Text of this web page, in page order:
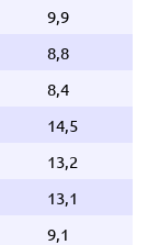
9,9
8,8
8,4
14,5
13,2
13,1
9,1